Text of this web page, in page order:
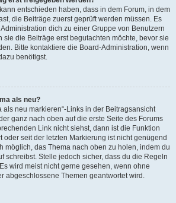
entschieden haben, dass in dem Forum, in dem
die Beiträge zuerst geprüft werden müssen. Es
dich zu einer Gruppe von Benutzern
sie die Beiträge erst begutachten möchte, bevor sie
Bitte kontaktiere die Board-Administration, wenn
benötigst.
als neu?
als neu markieren“-Links in der Beitragsansicht
ganz nach oben auf die erste Seite des Forums
Link nicht siehst, dann ist die Funktion
oder seit der letzten Markierung ist nicht genügend
möglich, das Thema nach oben zu holen, indem du
schreibst. Stelle jedoch sicher, dass du die Regeln
wird meist nicht gerne gesehen, wenn ohne
abgeschlossene Themen geantwortet wird.